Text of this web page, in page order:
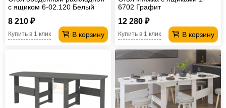
с ящиком 6-02.120 Белый
8 210 ₽
В корзину
Купить в 1 клик
6702 Графит
12 280 ₽
В корзину
Купить в 1 клик